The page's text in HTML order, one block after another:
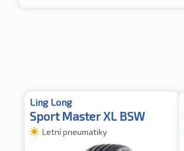
Ling Long
Sport Master XL BSW
Letní pneumatiky